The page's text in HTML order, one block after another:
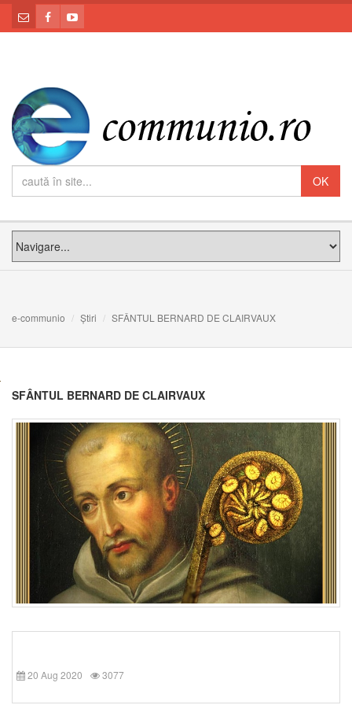
e-communio Știri SFÂNTUL BERNARD DE CLAIRVAUX
SFÂNTUL BERNARD DE CLAIRVAUX
20 Aug 2020 3077